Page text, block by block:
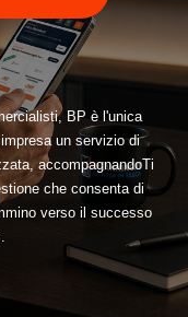
BP è l'unica
un servizio di
accompagnandoTi
che consenta di
verso il successo